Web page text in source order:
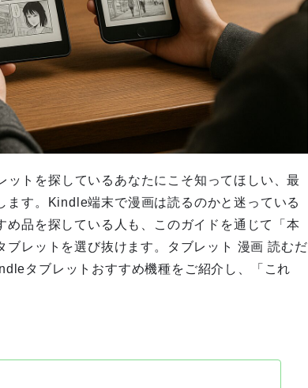
トを探しているあなたにこそ知ってほしい、最
ます。Kindle端末で漫画は読るのかと迷っている
め品を探している人も、このガイドを通じて「本
ブレットを選び抜けます。タブレット 漫画 読むだ
タブレットおすすめ機種をご紹介し、「これ